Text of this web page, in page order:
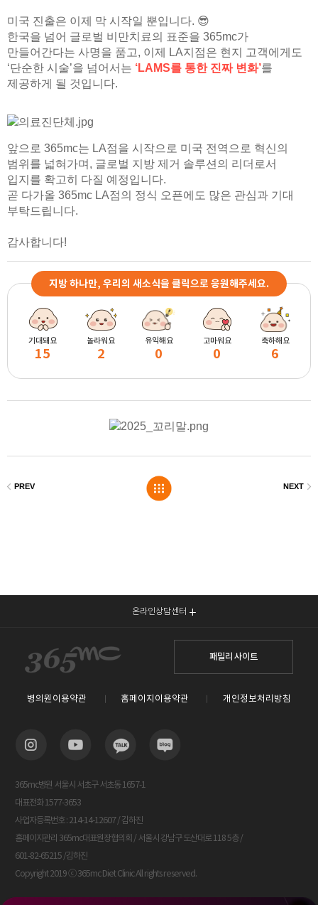
미국 진출은 이제 막 시작일 뿐입니다. 😎
한국을 넘어 글로벌 비만치료의 표준을 365mc가
만들어간다는 사명을 품고, 이제 LA지점은 현지 고객에게도
‘단순한 시술’을 넘어서는 ‘LAMS를 통한 진짜 변화’를
제공하게 될 것입니다.
앞으로 365mc는 LA점을 시작으로 미국 전역으로 혁신의
범위를 넓혀가며, 글로벌 지방 제거 솔루션의 리더로서
입지를 확고히 다질 예정입니다.
곧 다가올 365mc LA점의 정식 오픈에도 많은 관심과 기대
부탁드립니다.
감사합니다!
지방 하나만, 우리의 새소식을 클릭으로 응원해주세요.
기대돼요
15
놀라워요
2
유익해요
0
고마워요
0
축하해요
6
온라인상담센터
패밀리 사이트
병의원이용약관 홈페이지이용약관 개인정보처리방침
365mc병원 서울시 서초구 서초동 1657-1
대표전화 1577-3653
사업자등록번호 : 214-14-12607 / 김하진
홈페이지관리 365mc대표원장협의회 / 서울시 강남구 도산대로 118 5층 /
601-82-65215 /김하진
Copyright 2019 ⓒ 365mc Diet Clinic All rights reserved.